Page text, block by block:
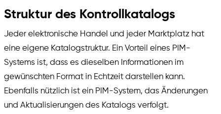
Struktur des Kontrollkatalogs
Jeder elektronische Handel und jeder Marktplatz hat
eine eigene Katalogstruktur. Ein Vorteil eines PIM-
Systems ist, dass es dieselben Informationen im
gewünschten Format in Echtzeit darstellen kann.
Ebenfalls nützlich ist ein PIM-System, das Änderungen
und Aktualisierungen des Katalogs verfolgt.